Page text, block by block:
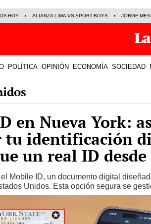
HOY ALIANZA LIMA VS SPORT BOYS JORGE
POLÍTICA OPINIÓN ECONOMÍA SOCIEDAD
en Nueva York:
identificación
un real ID
Mobile ID, un documento digital
Unidos. Esta opción segura se